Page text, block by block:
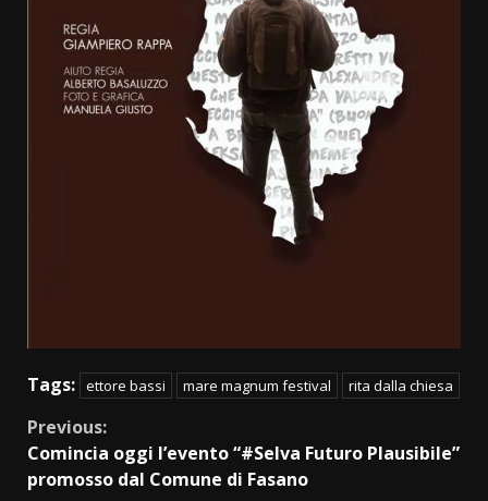
Tags: ettore bassi mare magnum festival rita dalla chiesa
Continue
Reading
Previous:
Comincia oggi l’evento “#Selva Futuro Plausibile”
promosso dal Comune di Fasano